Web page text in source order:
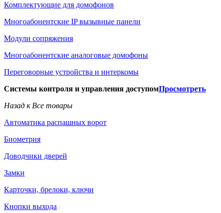
Комплектующие для домофонов
Многоабонентские IP вызывные панели
Модули сопряжения
Многоабонентские аналоговые домофоны
Переговорные устройства и интеркомы
Системы контроля и управления доступомПросмотреть
Назад к Все товары
Автоматика распашных ворот
Биометрия
Доводчики дверей
Замки
Карточки, брелоки, ключи
Кнопки выхода